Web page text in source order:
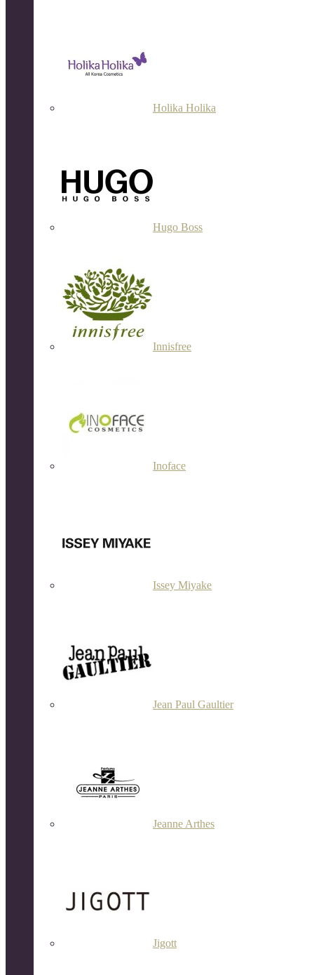
Holika Holika
Hugo Boss
Innisfree
Inoface
Issey Miyake
Jean Paul Gaultier
Jeanne Arthes
Jigott